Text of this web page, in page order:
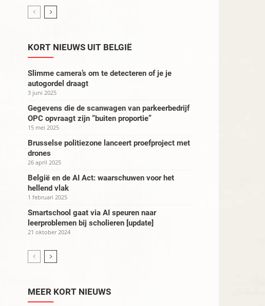
KORT NIEUWS UIT BELGIË
Slimme camera’s om te detecteren of je je
autogordel draagt
3 juni 2025
Gegevens die de scanwagen van parkeerbedrijf
OPC opvraagt zijn “buiten proportie”
15 mei 2025
Brusselse politiezone lanceert proefproject met
drones
26 april 2025
België en de AI Act: waarschuwen voor het
hellend vlak
1 februari 2025
Smartschool gaat via AI speuren naar
leerproblemen bij scholieren [update]
21 oktober 2024
MEER KORT NIEUWS